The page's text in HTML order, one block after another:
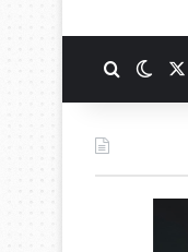
الوضع المظلم